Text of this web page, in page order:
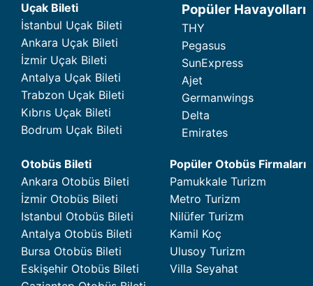
Uçak Bileti
İstanbul Uçak Bileti
Ankara Uçak Bileti
İzmir Uçak Bileti
Antalya Uçak Bileti
Trabzon Uçak Bileti
Kıbrıs Uçak Bileti
Bodrum Uçak Bileti
Popüler Havayolları
THY
Pegasus
SunExpress
Ajet
Germanwings
Delta
Emirates
Otobüs Bileti
Ankara Otobüs Bileti
İzmir Otobüs Bileti
Istanbul Otobüs Bileti
Antalya Otobüs Bileti
Bursa Otobüs Bileti
Eskişehir Otobüs Bileti
Popüler Otobüs Firmaları
Pamukkale Turizm
Metro Turizm
Nilüfer Turizm
Kamil Koç
Ulusoy Turizm
Villa Seyahat